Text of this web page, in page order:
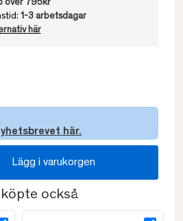
över 795kr
1-3 arbetsdagar
här
här.
Lägg i varukorgen
också